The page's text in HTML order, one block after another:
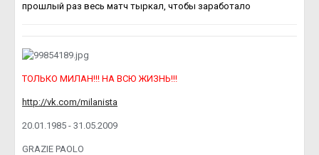
прошлый раз весь матч тыркал, чтобы заработало
ТОЛЬКО МИЛАН!!! НА ВСЮ ЖИЗНЬ!!!
http://vk.com/milanista
20.01.1985 - 31.05.2009
GRAZIE PAOLO